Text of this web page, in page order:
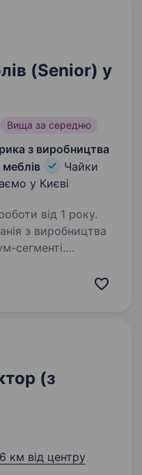
(Senior) у
Вища за середню
з виробництва
Чайки
у Києві
від 1 року.
з виробництва
сегменті.
щодо якості,
(з
км від центру